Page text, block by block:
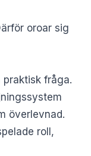
oroar sig
fråga.
överlevnad.
roll,